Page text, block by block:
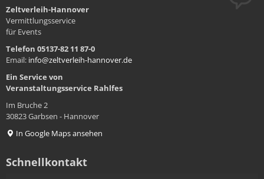
Zeltverleih-Hannover
Vermittlungsservice
für Events
Telefon 05137-82 11 87-0
Email: info@zeltverleih-hannover.de
Ein Service von
Veranstaltungsservice Rahlfes
Im Bruche 2
30823 Garbsen - Hannover
In Google Maps ansehen
Schnellkontakt